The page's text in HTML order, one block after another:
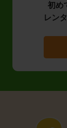
初め
レン